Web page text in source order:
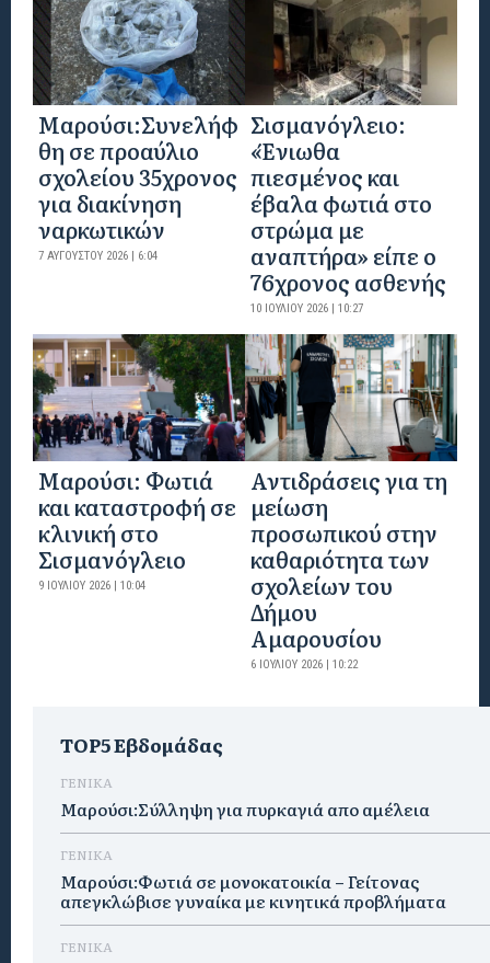
Μαρούσι:Συνελήφ
θη σε προαύλιο
σχολείου 35χρονος
για διακίνηση
ναρκωτικών
7 ΑΥΓΟΎΣΤΟΥ 2026 | 6:04
Σισμανόγλειο:
«Ένιωθα
πιεσμένος και
έβαλα φωτιά στο
στρώμα με
αναπτήρα» είπε ο
76χρονος ασθενής
10 ΙΟΥΛΊΟΥ 2026 | 10:27
Μαρούσι: Φωτιά
και καταστροφή σε
κλινική στο
Σισμανόγλειο
9 ΙΟΥΛΊΟΥ 2026 | 10:04
Αντιδράσεις για τη
μείωση
προσωπικού στην
καθαριότητα των
σχολείων του
Δήμου
Αμαρουσίου
6 ΙΟΥΛΊΟΥ 2026 | 10:22
TOP5 Εβδομάδας
ΓΕΝΙΚΑ
Μαρούσι:Σύλληψη για πυρκαγιά απο αμέλεια
ΓΕΝΙΚΑ
Μαρούσι:Φωτιά σε μονοκατοικία – Γείτονας
απεγκλώβισε γυναίκα με κινητικά προβλήματα
ΓΕΝΙΚΑ